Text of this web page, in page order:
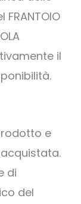
il
e
di
del